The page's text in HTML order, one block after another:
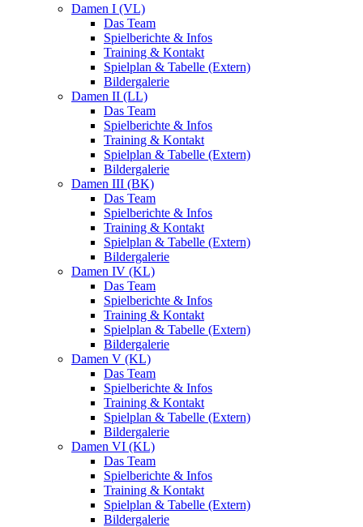
Damen I (VL)
Das Team
Spielberichte & Infos
Training & Kontakt
Spielplan & Tabelle (Extern)
Bildergalerie
Damen II (LL)
Das Team
Spielberichte & Infos
Training & Kontakt
Spielplan & Tabelle (Extern)
Bildergalerie
Damen III (BK)
Das Team
Spielberichte & Infos
Training & Kontakt
Spielplan & Tabelle (Extern)
Bildergalerie
Damen IV (KL)
Das Team
Spielberichte & Infos
Training & Kontakt
Spielplan & Tabelle (Extern)
Bildergalerie
Damen V (KL)
Das Team
Spielberichte & Infos
Training & Kontakt
Spielplan & Tabelle (Extern)
Bildergalerie
Damen VI (KL)
Das Team
Spielberichte & Infos
Training & Kontakt
Spielplan & Tabelle (Extern)
Bildergalerie